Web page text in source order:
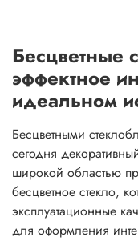
Бесцветные
эффектное
идеальном
Бесцветными
сегодня
широкой областью
бесцветное стекло,
эксплуатационные
для оформления